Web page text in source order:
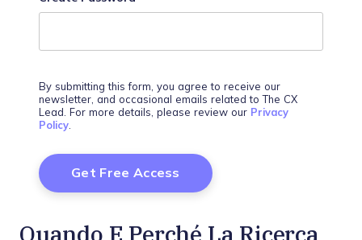
By submitting this form, you agree to receive our
newsletter, and occasional emails related to The CX
Lead. For more details, please review our Privacy
Policy.
Quando E Perché La Ricerca